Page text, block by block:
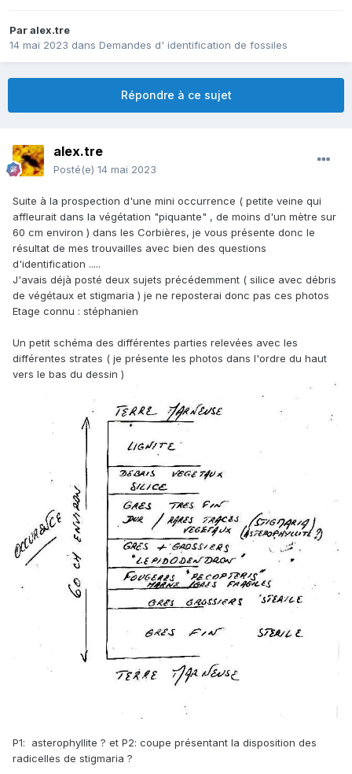
Paralex.tre
14 mai 2023 dans Demandes d' identification de fossiles
Répondre à ce sujet
alex.tre
Posté(e) 14 mai 2023
Suite à la prospection d'une mini occurrence ( petite veine qui
affleurait dans la végétation "piquante" , de moins d'un mètre sur
60 cm environ ) dans les Corbières, je vous présente donc le
résultat de mes trouvailles avec bien des questions
d'identification .....
J'avais déjà posté deux sujets précédemment ( silice avec débris
de végétaux et stigmaria ) je ne reposterai donc pas ces photos
Etage connu : stéphanien
Un petit schéma des différentes parties relevées avec les
différentes strates ( je présente les photos dans l'ordre du haut
vers le bas du dessin )
P1: asterophyllite ? et P2: coupe présentant la disposition des
radicelles de stigmaria ?